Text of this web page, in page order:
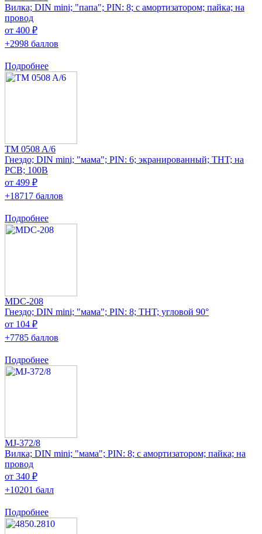
Вилка; DIN mini; "папа"; PIN: 8; с амортизатором; пайка; на
провод
от 400 ₽
+2998 баллов
Подробнее
TM 0508 A/6
Гнездо; DIN mini; "мама"; PIN: 6; экранированный; THT; на
PCB; 100В
от 499 ₽
+18717 баллов
Подробнее
MDC-208
Гнездо; DIN mini; "мама"; PIN: 8; THT; угловой 90°
от 104 ₽
+7785 баллов
Подробнее
MJ-372/8
Вилка; DIN mini; "мама"; PIN: 8; с амортизатором; пайка; на
провод
от 340 ₽
+10201 балл
Подробнее